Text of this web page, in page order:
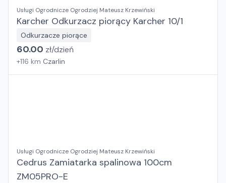
Usługi Ogrodnicze Ogrodziej Mateusz Krzewiński
Karcher Odkurzacz piorący Karcher 10/1
Odkurzacze piorące
60.00 zł/dzień
+116 km Czarlin
Usługi Ogrodnicze Ogrodziej Mateusz Krzewiński
Cedrus Zamiatarka spalinowa 100cm
ZM05PRO-E